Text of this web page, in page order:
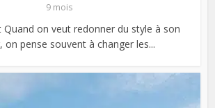
9 mois
Quand on veut redonner du style à son
on pense souvent à changer les...